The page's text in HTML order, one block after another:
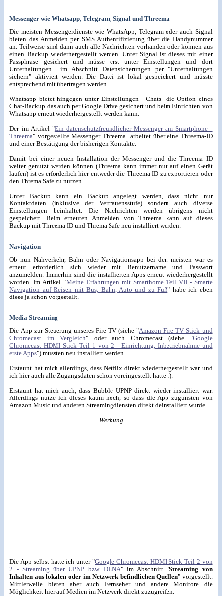
Messenger wie Whatsapp, Telegram, Signal und Threema
Die meisten Messengerdienste wie WhatsApp, Telegram oder auch Signal
bieten das Anmelden per SMS Authentifizierung über die Handynummer
an. Teilweise sind dann auch alle Nachrichten vorhanden oder können aus
einen Backup wiederhergestellt werden. Unter Signal ist dieses mit einer
Passphrase gesichert und müsse erst unter Einstellungen und dort
Unterhaltungen im Abschnitt Datensicherungen per "Unterhaltungen
sichern" aktiviert werden. Die Datei ist lokal gespeichert und müsste
entsprechend mit übertragen werden.
Whatsapp bietet hingegen unter Einstellungen - Chats die Option eines
Chat-Backup das auch per Google Drive gesichert und beim Einrichten von
Whatsapp erneut wiederhergestellt werden kann.
Der im Artikel "Ein datenschutzfreundlicher Messenger am Smartphone -
Threema" vorgestellte Messenger Threema arbeitet über eine Threema-ID
und einer Bestätigung der bisherigen Kontakte.
Damit bei einer neuen Installation der Messenger und die Threema ID
weiter genutzt werden können (Threema kann immer nur auf einen Gerät
laufen) ist es erforderlich hier entweder die Threema ID zu exportieren oder
den Threma Safe zu nutzen.
Unter Backup kann ein Backup angelegt werden, dass nicht nur
Kontaktdaten (inklusive der Vertrauensstufe) sondern auch diverse
Einstellungen beinhaltet. Die Nachrichten werden übrigens nicht
gespeichert. Beim erneuten Anmelden von Threema kann auf dieses
Backup mit Threema ID und Threma Safe neu installiert werden.
Navigation
Ob nun Nahverkehr, Bahn oder Navigationsapp bei den meisten war es
erneut erforderlich sich wieder mit Benutzername und Passwort
anzumelden. Immerhin sind die installierten Apps erneut wiederhergestellt
worden. Im Artikel "Meine Erfahrungen mit Smarthome Teil VII - Smarte
Navigation auf Reisen mit Bus, Bahn, Auto und zu Fuß" habe ich eben
diese ja schon vorgestellt.
Media Streaming
Die App zur Steuerung unseres Fire TV (siehe "Amazon Fire TV Stick und
Chromecast im Vergleich" oder auch Chromecast (siehe "Google
Chromecast HDMI Stick Teil 1 von 2 - Einrichtung, Inbetriebnahme und
erste Apps") mussten neu installiert werden.
Erstaunt hat mich allerdings, dass Netflix direkt wiederhergestellt war und
ich hier auch alle Zugangsdaten schon voreingestellt hatte :).
Erstaunt hat mich auch, dass Bubble UPNP direkt wieder installiert war.
Allerdings nutze ich dieses kaum noch, so dass die App zugunsten von
Amazon Music und anderen Streamingdiensten direkt deinstalliert wurde.
Werbung
Die App selbst hatte ich unter "Google Chromecast HDMI Stick Teil 2 von
2 - Streaming über UPNP bzw. DLNA" im Abschnitt "Streaming von
Inhalten aus lokalen oder im Netzwerk befindlichen Quellen" vorgestellt.
Mittlerweile bieten aber auch Fernseher und andere Monitore die
Möglichkeit hier auf Medien im Netzwerk direkt zuzugreifen.